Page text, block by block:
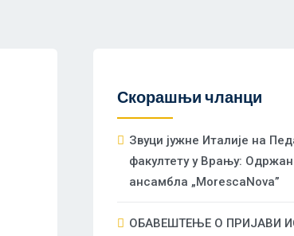
Скорашњи чланци
Звуци јужне Италије на
факултету у Врању:
ансамбла „MorescaNova”
ОБАВЕШТЕЊЕ О ПРИЈАВИ